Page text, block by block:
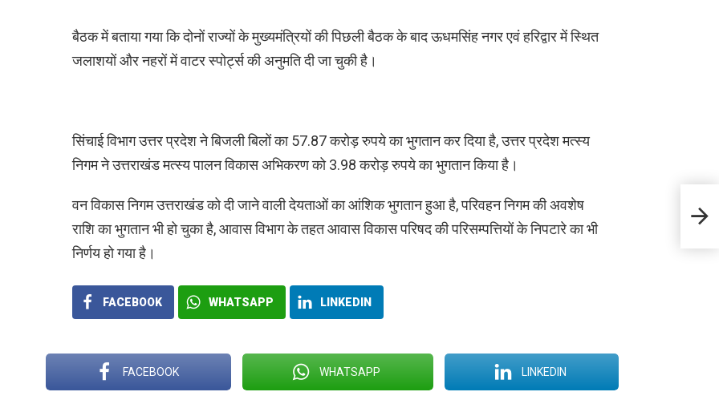
बैठक में बताया गया कि दोनों राज्यों के मुख्यमंत्रियों की पिछली बैठक के बाद ऊधमसिंह नगर एवं हरिद्वार में स्थित
जलाशयों और नहरों में वाटर स्पोर्ट्स की अनुमति दी जा चुकी है।
सिंचाई विभाग उत्तर प्रदेश ने बिजली बिलों का 57.87 करोड़ रुपये का भुगतान कर दिया है, उत्तर प्रदेश मत्स्य
निगम ने उत्तराखंड मत्स्य पालन विकास अभिकरण को 3.98 करोड़ रुपये का भुगतान किया है।
वन विकास निगम उत्तराखंड को दी जाने वाली देयताओं का आंशिक भुगतान हुआ है, परिवहन निगम की अवशेष
राशि का भुगतान भी हो चुका है, आवास विभाग के तहत आवास विकास परिषद की परिसम्पत्तियों के निपटारे का भी
निर्णय हो गया है।
FACEBOOK WHATSAPP LINKEDIN
FACEBOOK WHATSAPP LINKEDIN
मीटर